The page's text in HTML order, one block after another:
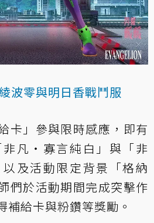
波零與明日香戰鬥服
卡」參與限時感應，即有
凡・寡言純白」與「非
及活動限定背景「格納
們於活動期間完成突擊作
補給卡與粉鑽等獎勵。